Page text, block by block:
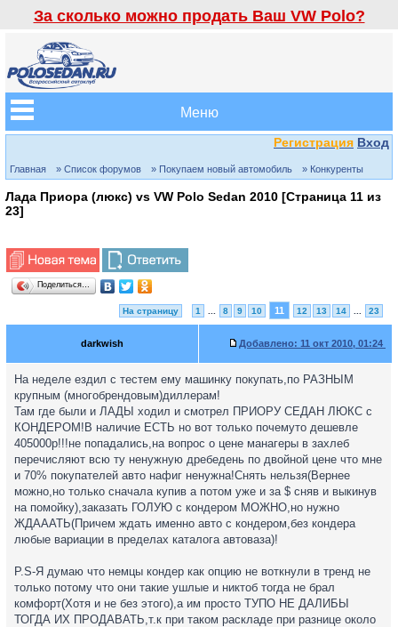
За сколько можно продать Ваш VW Polo?
Меню
Регистрация Вход
Главная » Список форумов » Покупаем новый автомобиль » Конкуренты
Лада Приора (люкс) vs VW Polo Sedan 2010 [Страница 11 из
23]
Поделиться…
На страницу 1 8 9 10 11 12 13 14 23
darkwish Добавлено: 11 окт 2010, 01:24
На неделе ездил с тестем ему машинку покупать,по РАЗНЫМ
крупным (многобрендовым)диллерам!
Там где были и ЛАДЫ ходил и смотрел ПРИОРУ СЕДАН ЛЮКС с
КОНДЕРОМ!В наличие ЕСТЬ но вот только почемуто дешевле
405000р!!!не попадались,на вопрос о цене манагеры в захлеб
перечисляют всю ту ненужную дребедень по двойной цене что мне
и 70% покупателей авто нафиг ненужна!Снять нельзя(Вернее
можно,но только сначала купив а потом уже и за $ сняв и выкинув
на помойку),заказать ГОЛУЮ с кондером МОЖНО,но нужно
ЖДАААТЬ(Причем ждать именно авто с кондером,без кондера
любые вариации в пределах каталога автоваза)!
P.S-Я думаю что немцы кондер как опцию не воткнули в тренд не
только потому что они такие ушлые и никтоб тогда не брал
комфорт(Хотя и не без этого),а им просто ТУПО НЕ ДАЛИБЫ
ТОГДА ИХ ПРОДАВАТЬ,т.к при таком раскладе при разнице около